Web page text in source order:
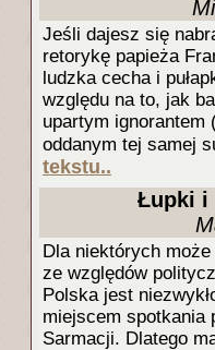
Jeśli dajesz się
retorykę papieża
ludzka cecha i
względu na to, jak
upartym
oddanym tej samej
tekstu..
Łupki i
Dla niektórych
ze względów
Polska jest
miejscem spotkania
Sarmacji. Dlatego